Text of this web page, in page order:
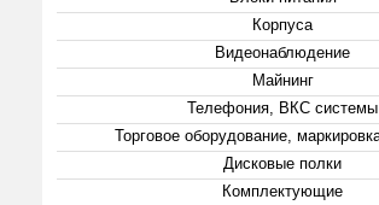
Корпуса
Видеонаблюдение
Майнинг
Телефония, ВКС системы
Торговое оборудование,
Дисковые полки
Комплектующие